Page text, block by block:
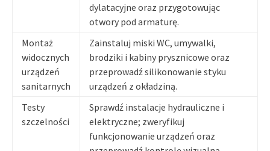
dylatacyjne oraz przygotowując
otwory pod armaturę.
Montaż
widocznych
urządzeń
sanitarnych
Zainstaluj miski WC, umywalki,
brodziki i kabiny prysznicowe oraz
przeprowadź silikonowanie styku
urządzeń z okładziną.
Testy
szczelności
Sprawdź instalacje hydrauliczne i
elektryczne; zweryfikuj
funkcjonowanie urządzeń oraz